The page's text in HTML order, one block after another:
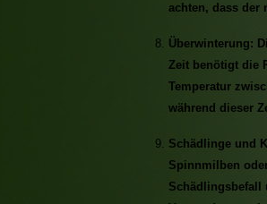
achten, dass der
Überwinterung:
Zeit benötigt die
Temperatur
während dieser
Schädlinge und
Spinnmilben
Schädlingsbefall